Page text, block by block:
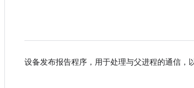
设备发布报告程序，用于处理与父进程的通信，